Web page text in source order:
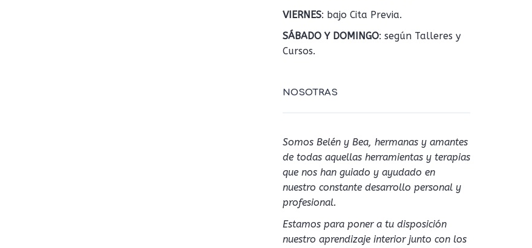
VIERNES: bajo Cita Previa.
SÁBADO Y DOMINGO: según Talleres y
Cursos.
NOSOTRAS
Somos Belén y Bea, hermanas y amantes
de todas aquellas herramientas y terapias
que nos han guiado y ayudado en
nuestro constante desarrollo personal y
profesional.
Estamos para poner a tu disposición
nuestro aprendizaje interior junto con los